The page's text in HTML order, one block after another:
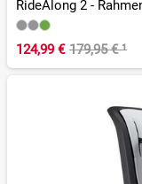
RideAlong 2 -
124,99 € 179,95 €¹